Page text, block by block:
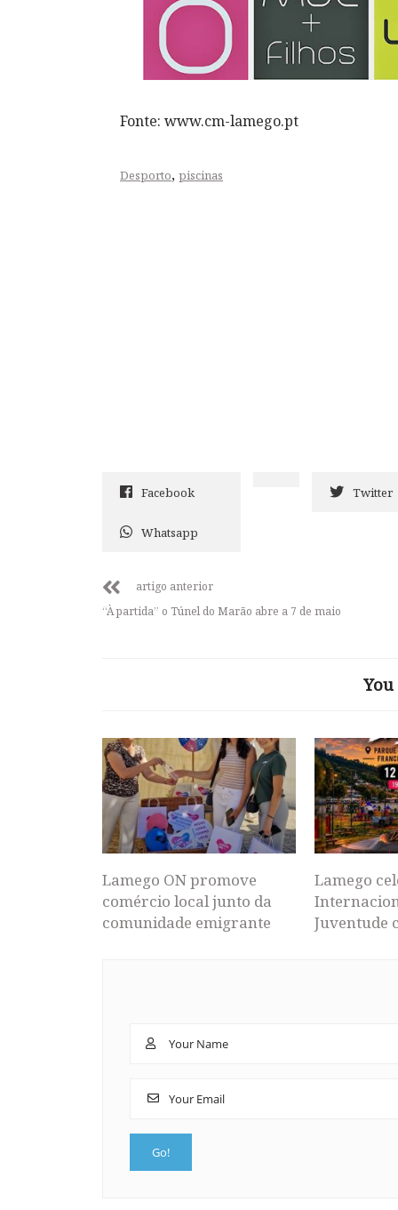
Fonte: www.cm-lamego.pt
Desporto, piscinas
Facebook Twitter
Whatsapp
artigo anterior
“À partida” o Túnel do Marão abre a 7 de maio
Lamego ON promove
comércio local junto da
comunidade emigrante
Lamego
Juventude